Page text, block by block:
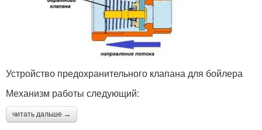
Устройство предохранительного клапана для бойлера
Механизм работы следующий:
читать дальше →